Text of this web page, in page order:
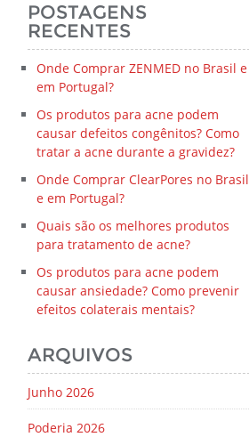
POSTAGENS
RECENTES
Onde Comprar ZENMED no Brasil e
em Portugal?
Os produtos para acne podem
causar defeitos congênitos? Como
tratar a acne durante a gravidez?
Onde Comprar ClearPores no Brasil
e em Portugal?
Quais são os melhores produtos
para tratamento de acne?
Os produtos para acne podem
causar ansiedade? Como prevenir
efeitos colaterais mentais?
ARQUIVOS
Junho 2026
Poderia 2026